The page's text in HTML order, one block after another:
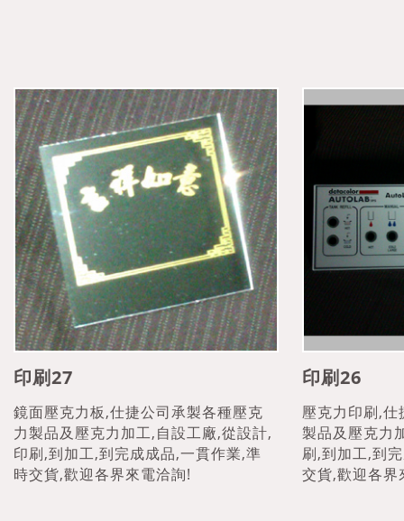
印刷27
鏡面壓克力板,仕捷公司承製各種壓克
力製品及壓克力加工,自設工廠,從設計,
印刷,到加工,到完成成品,一貫作業,準
時交貨,歡迎各界來電洽詢!
印刷26
壓克力印刷,
製品及壓克力
刷,到加工,到
交貨,歡迎各界